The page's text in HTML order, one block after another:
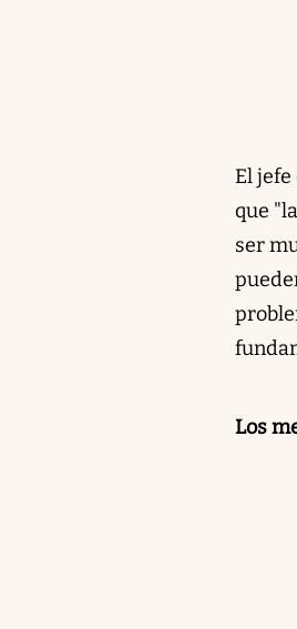
El jefe
que
ser
Los